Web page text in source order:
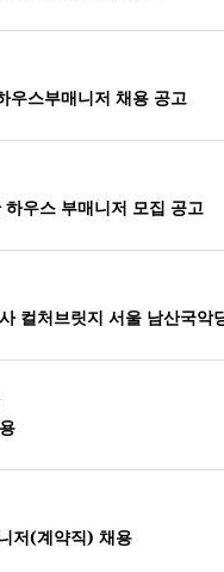
우스부매니저 채용 공고
우스 부매니저 모집 공고
컬처브릿지 서울 남산국악
저(계약직) 채용